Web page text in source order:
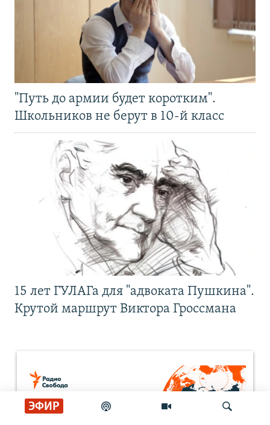
ЭФИР
"Путь до армии будет коротким".
Школьников не берут в 10-й класс
15 лет ГУЛАГа для "адвоката Пушкина".
Крутой маршрут Виктора Гроссмана